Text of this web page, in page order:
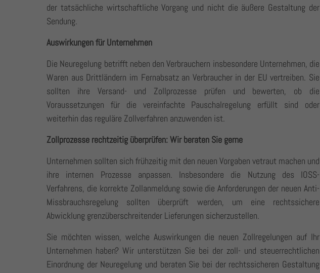
der tatsächliche wirtschaftliche Vorgang und nicht die äußere Gestaltung der
Sendung.
Auswirkungen für Unternehmen
Die Neuregelung betrifft neben den Verbrauchern insbesondere Unternehmen, die
Waren aus Drittländern im Fernabsatz an Verbraucher in der EU vertreiben. Sie
sollten ihre Versand- und Zollprozesse prüfen und bewerten, ob die
Voraussetzungen für die vereinfachte Pauschalregelung erfüllt sind oder
weiterhin das reguläre Zollverfahren anzuwenden ist.
Zollprozesse rechtzeitig überprüfen: Wir beraten Sie gerne
Unternehmen sollten sich frühzeitig mit den neuen Vorgaben vetraut machen und
ihre internen Prozesse anpassen. Insbesondere die Nutzung des IOSS-
Verfahrens, die korrekte Zollanmeldung sowie die Anforderungen der neuen Anti-
Missbrauchsregelung sollten überprüft werden, um eine rechtssichere
Abwicklung grenzüberschreitender Lieferungen sicherzustellen.
Sie möchten wissen, welche Auswirkungen die neuen Zollregelungen auf Ihr
Unternehmen haben? Wir unterstützen Sie bei der zoll- und steuerrechtlichen
Einordnung der Neuregelung und beraten Sie bei der rechtssicheren Gestaltung